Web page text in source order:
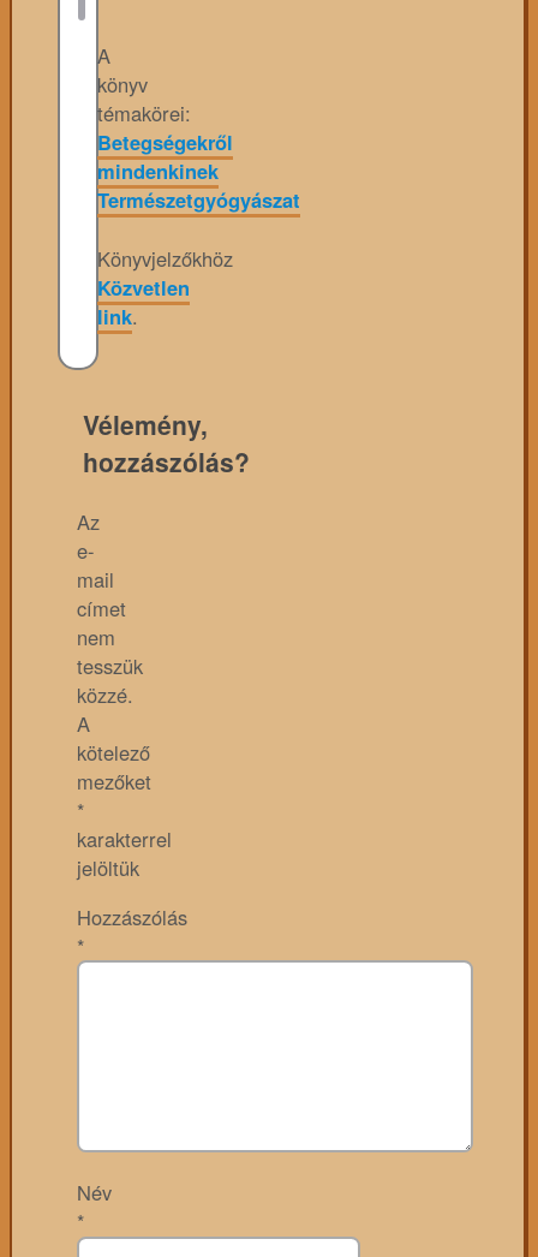
A
könyv
témakörei:
Betegségekről
mindenkinek
Természetgyógyászat
Könyvjelzőkhöz
Közvetlen
link.
Vélemény,
hozzászólás?
Az
e-
mail
címet
nem
tesszük
közzé.
A
kötelező
mezőket
*
karakterrel
jelöltük
Hozzászólás
*
Név
*